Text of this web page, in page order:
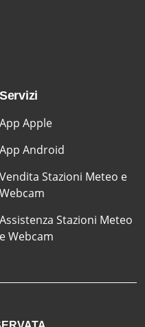
Servizi
App Apple
App Android
Vendita Stazioni Meteo e
Webcam
Assistenza Stazioni Meteo
e Webcam